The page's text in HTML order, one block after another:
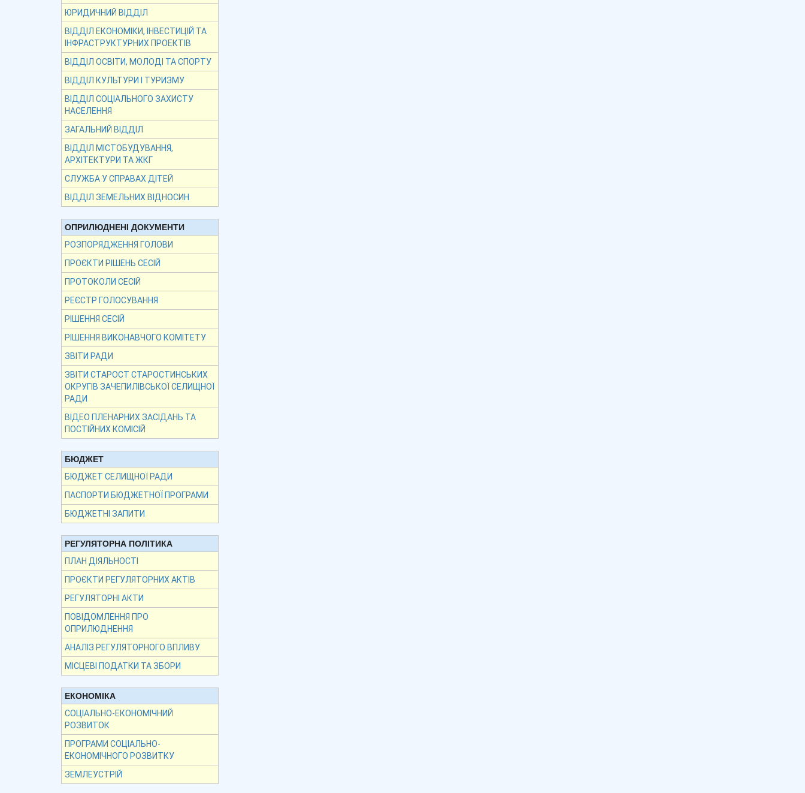
ЮРИДИЧНИЙ ВІДДІЛ
ВІДДІЛ ЕКОНОМІКИ, ІНВЕСТИЦІЙ ТА
ІНФРАСТРУКТУРНИХ ПРОЕКТІВ
ВІДДІЛ ОСВІТИ, МОЛОДІ ТА СПОРТУ
ВІДДІЛ КУЛЬТУРИ І ТУРИЗМУ
ВІДДІЛ СОЦІАЛЬНОГО ЗАХИСТУ
НАСЕЛЕННЯ
ЗАГАЛЬНИЙ ВІДДІЛ
ВІДДІЛ МІСТОБУДУВАННЯ,
АРХІТЕКТУРИ ТА ЖКГ
СЛУЖБА У СПРАВАХ ДІТЕЙ
ВІДДІЛ ЗЕМЕЛЬНИХ ВІДНОСИН
ОПРИЛЮДНЕНІ ДОКУМЕНТИ
РОЗПОРЯДЖЕННЯ ГОЛОВИ
ПРОЄКТИ РІШЕНЬ СЕСІЙ
ПРОТОКОЛИ СЕСІЙ
РЕЄСТР ГОЛОСУВАННЯ
РІШЕННЯ СЕСІЙ
РІШЕННЯ ВИКОНАВЧОГО КОМІТЕТУ
ЗВІТИ РАДИ
ЗВІТИ СТАРОСТ СТАРОСТИНСЬКИХ
ОКРУГІВ ЗАЧЕПИЛІВСЬКОЇ СЕЛИЩНОЇ
РАДИ
ВІДЕО ПЛЕНАРНИХ ЗАСІДАНЬ ТА
ПОСТІЙНИХ КОМІСІЙ
БЮДЖЕТ
БЮДЖЕТ СЕЛИЩНОЇ РАДИ
ПАСПОРТИ БЮДЖЕТНОЇ ПРОГРАМИ
БЮДЖЕТНІ ЗАПИТИ
РЕГУЛЯТОРНА ПОЛІТИКА
ПЛАН ДІЯЛЬНОСТІ
ПРОЄКТИ РЕГУЛЯТОРНИХ АКТІВ
РЕГУЛЯТОРНІ АКТИ
ПОВІДОМЛЕННЯ ПРО
ОПРИЛЮДНЕННЯ
АНАЛІЗ РЕГУЛЯТОРНОГО ВПЛИВУ
МІСЦЕВІ ПОДАТКИ ТА ЗБОРИ
ЕКОНОМІКА
СОЦІАЛЬНО-ЕКОНОМІЧНИЙ
РОЗВИТОК
ПРОГРАМИ СОЦІАЛЬНО-
ЕКОНОМІЧНОГО РОЗВИТКУ
ЗЕМЛЕУСТРІЙ